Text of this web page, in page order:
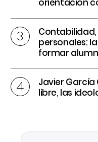
personales:
formar
Javier García
libre, las